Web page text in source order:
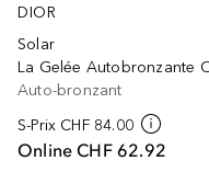
DIOR
Solar
Auto-bronzant
S-Prix CHF 84.00
Online CHF 62.92